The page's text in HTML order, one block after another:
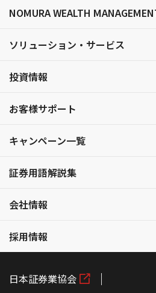
NOMURA WEALTH
ソリューション・サービス
投資情報
お客様サポート
キャンペーン一覧
証券用語解説集
会社情報
採用情報
日本証券業協会